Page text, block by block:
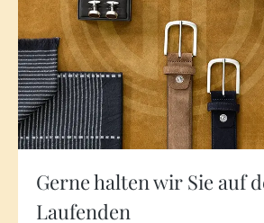
Gerne halten wir Sie auf
Laufenden